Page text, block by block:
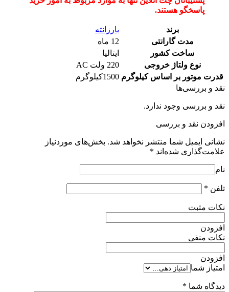
پاسخگو هستند.
برند
بارزانته
مدت گارانتی
12 ماه
ساخت کشور
ایتالیا
نوع ولتاژ خروجی
220 ولت AC
قدرت موتور بر اساس کیلوگرم 1500کیلوگرم
نقد و بررسی‌ها
نقد و بررسی وجود ندارد.
افزودن نقد و بررسی
نشانی ایمیل شما منتشر نخواهد شد. بخش‌های موردنیاز
علامت‌گذاری شده‌اند *
نام
تلفن *
نکات مثبت
افزودن
نکات منفی
افزودن
امتیاز شما
دیدگاه شما *